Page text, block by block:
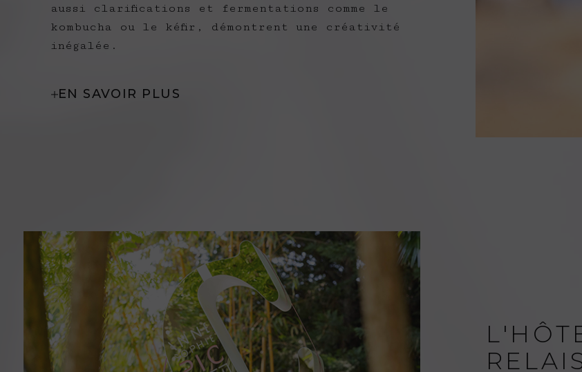
aussi clarifications et fermentations comme le
kombucha ou le kéfir, démontrent une créativité
inégalée.
EN SAVOIR PLUS